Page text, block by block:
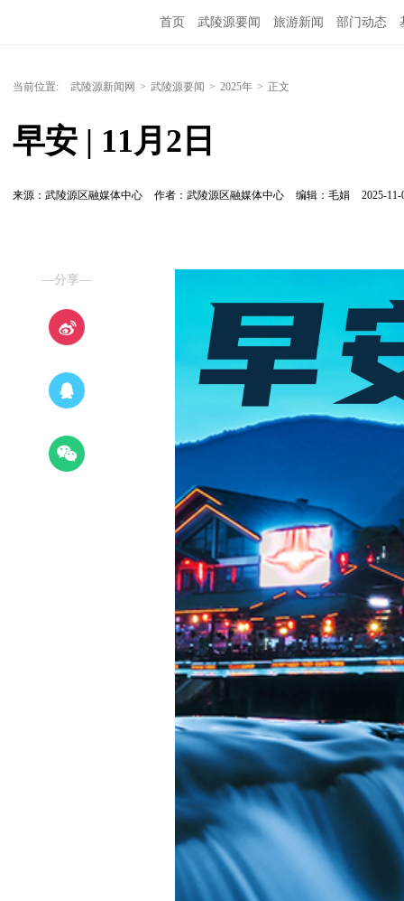
首页 武陵源要闻 旅游新闻 部门动态
当前位置: 武陵源新闻网 > 武陵源要闻 > 2025年 > 正文
早安 | 11月2日
来源：武陵源区融媒体中心 作者：武陵源区融媒体中心 编辑：毛娟 2025-11-
—分享—